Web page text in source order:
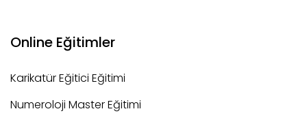
Online Eğitimler
Karikatür Eğitici Eğitimi
Numeroloji Master Eğitimi